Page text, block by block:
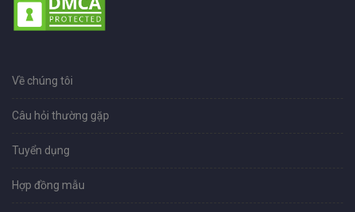
Về chúng tôi
Câu hỏi thường gặp
Tuyển dụng
Hợp đồng mẫu